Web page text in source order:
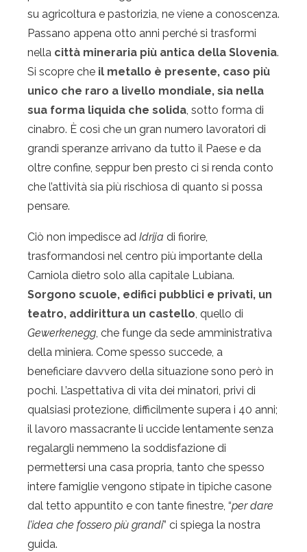
su agricoltura e pastorizia, ne viene a conoscenza.
Passano appena otto anni perché si trasformi
nella città mineraria più antica della Slovenia.
Si scopre che il metallo è presente, caso più
unico che raro a livello mondiale, sia nella
sua forma liquida che solida, sotto forma di
cinabro. È così che un gran numero lavoratori di
grandi speranze arrivano da tutto il Paese e da
oltre confine, seppur ben presto ci si renda conto
che l’attività sia più rischiosa di quanto si possa
pensare.
Ciò non impedisce ad Idrija di fiorire,
trasformandosi nel centro più importante della
Carniola dietro solo alla capitale Lubiana.
Sorgono scuole, edifici pubblici e privati, un
teatro, addirittura un castello, quello di
Gewerkenegg, che funge da sede amministrativa
della miniera. Come spesso succede, a
beneficiare davvero della situazione sono però in
pochi. L’aspettativa di vita dei minatori, privi di
qualsiasi protezione, difficilmente supera i 40 anni;
il lavoro massacrante li uccide lentamente senza
regalargli nemmeno la soddisfazione di
permettersi una casa propria, tanto che spesso
intere famiglie vengono stipate in tipiche casone
dal tetto appuntito e con tante finestre, “per dare
l’idea che fossero più grandi” ci spiega la nostra
guida.